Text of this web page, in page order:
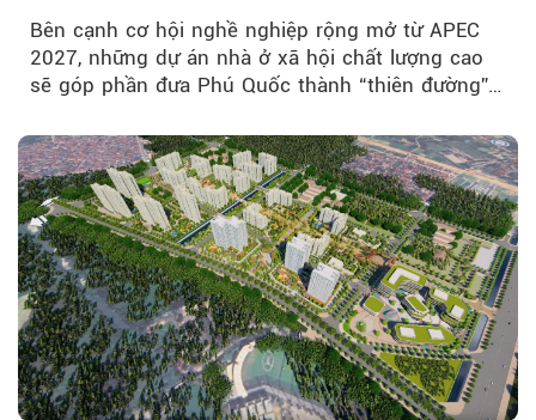
Bên cạnh cơ hội nghề nghiệp rộng mở từ APEC
2027, những dự án nhà ở xã hội chất lượng cao
sẽ góp phần đưa Phú Quốc thành “thiên đường”